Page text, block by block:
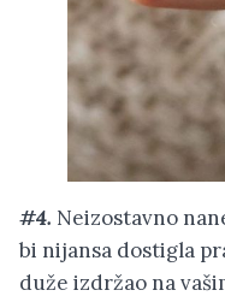
#4. Neizostavno
bi nijansa dostigla
duže izdržao na